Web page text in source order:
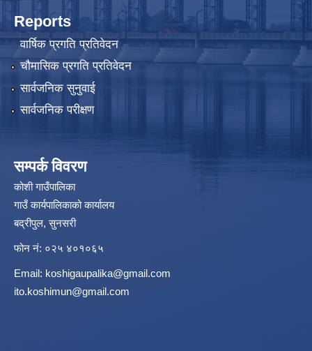
Reports
वार्षिक प्रगति प्रतिवेदन
चौमासिक प्रगति प्रतिवेदन
सार्वजनिक सुनुवाई
सार्वजनिक परीक्षण
सम्पर्क विवरण
कोशी गाउँपालिका
गाउँ कार्यपालिकाको कार्यालय
बद्रीपुल, सुनसरी
फोन नं: ०२५ ४०१०६५
Email: koshigaupalika@gmail.com
ito.koshimun@gmail.com